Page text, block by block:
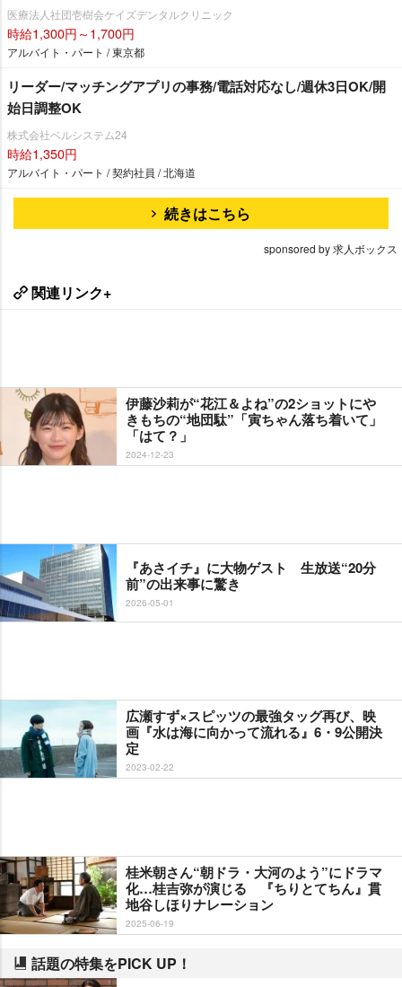
医療法人社団壱樹会ケイズデンタルクリニック
時給1,300円～1,700円
アルバイト・パート / 東京都
リーダー/マッチングアプリの事務/電話対応なし/週休3日OK/開
始日調整OK
株式会社ベルシステム24
時給1,350円
アルバイト・パート / 契約社員 / 北海道
続きはこちら
sponsored by 求人ボックス
関連リンク+
伊藤沙莉が“花江＆よね”の2ショットに
きもちの“地団駄”「寅ちゃん落ち着いて」
「はて？」
2024-12-23
『あさイチ』に大物ゲスト 生放送“20分
前”の出来事に驚き
2026-05-01
広瀬すず×スピッツの最強タッグ再び、映
画『水は海に向かって流れる』6・9公開決
定
2023-02-22
桂米朝さん“朝ドラ・大河のよう”にドラマ
化…桂吉弥が演じる 『ちりとてちん』貫
地谷しほりナレーション
2025-06-19
話題の特集をPICK UP！